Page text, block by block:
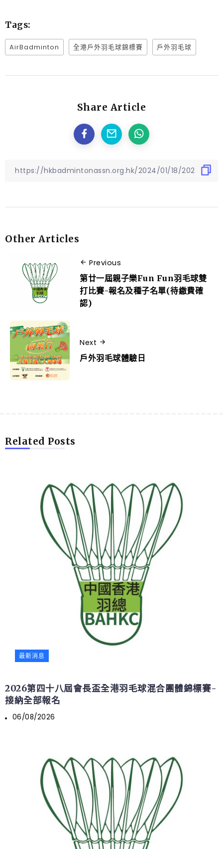
Tags:
AirBadminton 全港戶外羽毛球錦標賽 戶外羽毛球
Share Article
Other Articles
Previous
第廿一屆親子樂Fun Fun羽毛球雙
打比賽-報名及種子名單(待繳費確
認)
Next
戶外羽毛球體驗日
Related Posts
最新消息
2026第四十八屆會長盃全港羽毛球混合團體錦標賽-
接納全部報名
06/08/2026